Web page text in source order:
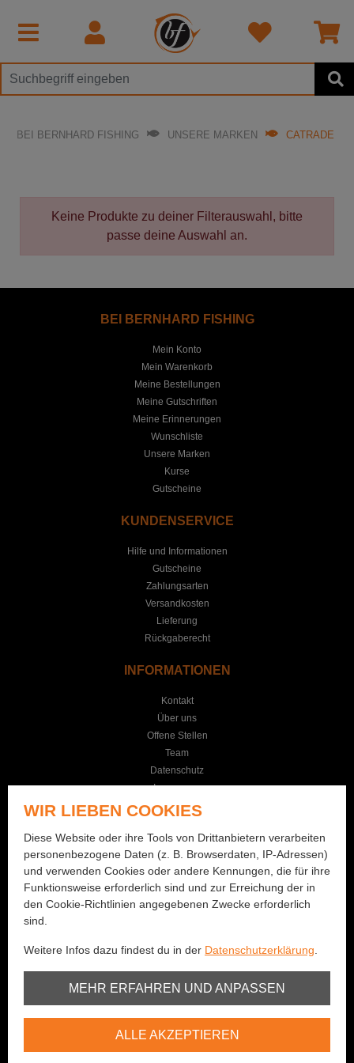
BEI BERNHARD FISHING UNSERE MARKEN CATRADE
Keine Produkte zu deiner Filterauswahl, bitte
passe deine Auswahl an.
BEI BERNHARD FISHING
Mein Konto
Mein Warenkorb
Meine Bestellungen
Meine Gutschriften
Meine Erinnerungen
Wunschliste
Unsere Marken
Kurse
Gutscheine
KUNDENSERVICE
Hilfe und Informationen
Gutscheine
Zahlungsarten
Versandkosten
Lieferung
Rückgaberecht
INFORMATIONEN
Kontakt
Über uns
Offene Stellen
Team
Datenschutz
Impressum
AGB
KONTAKT
Seilereistrasse 19
3114 Wichtrach
+41 (0)31 781 01 77
Montag geschlossen
Dienstag bis Freitag:
08:00 - 12:00 Uhr / 13:30 - 18:30 Uhr
Samstag:
08:00 - 16:00 Uhr
WIR LIEBEN COOKIES
Diese Website oder ihre Tools von Drittanbietern verarbeiten
personenbezogene Daten (z. B. Browserdaten, IP-Adressen)
und verwenden Cookies oder andere Kennungen, die für ihre
Funktionsweise erforderlich sind und zur Erreichung der in
den Cookie-Richtlinien angegebenen Zwecke erforderlich
sind.
Weitere Infos dazu findest du in der Datenschutzerklärung
Unbedingt erforderlich
MEHR ERFAHREN UND ANPASSEN
ALLE AKZEPTIEREN